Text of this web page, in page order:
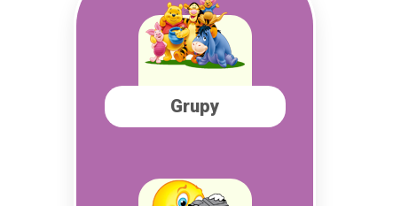
Grupy